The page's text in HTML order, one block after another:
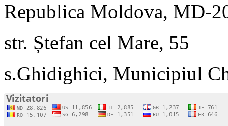
Republica Moldova, MD-
str. Ștefan cel Mare, 55
s.Ghidighici, Municipiul